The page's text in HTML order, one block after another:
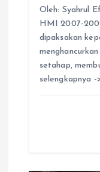
Oleh: Syahrul
HMI 2007-
dipaksakan
setahap,
selengkapnya -